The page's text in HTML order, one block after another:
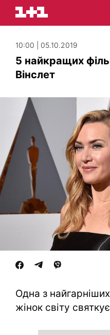
10:00 | 05.10.2019
5 найкращих
Вінслет
Одна з
жінок світу